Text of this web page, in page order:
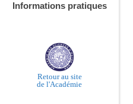
Informations pratiques
Retour au site
de l'Académie